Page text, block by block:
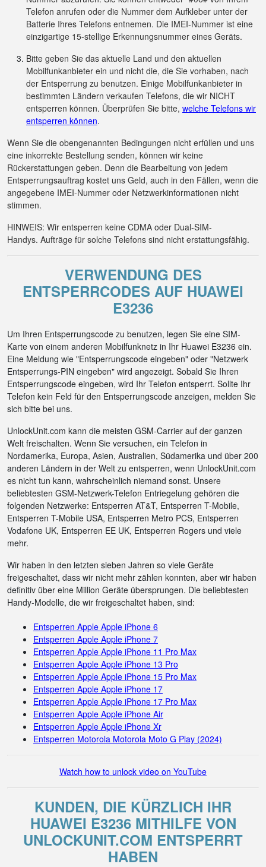
Telefon anrufen oder die Nummer dem Aufkleber unter der
Batterie Ihres Telefons entnemen. Die IMEI-Nummer ist eine
einzigartige 15-stellige Erkennungsnummer eines Geräts.
Bitte geben Sie das aktuelle Land und den aktuellen
Mobilfunkanbieter ein und nicht die, die Sie vorhaben, nach
der Entsperrung zu benutzen. Einige Mobilfunkanbieter in
bestimmten Ländern verkaufen Telefons, die wir NICHT
entsperren können. Überprüfen Sie bitte, welche Telefons wir
entsperren können.
Wenn Sie die obengenannten Bedingungen nicht erfüllen und uns
eine inkorrekte Bestellung senden, können wir keine
Rückerstattungen geben. Denn die Bearbeitung von jedem
Entsperrungsauftrag kostet uns Geld, auch in den Fällen, wenn die
angegebene IMEI-Nummer oder Netzwerkinformationen nicht
stimmen.
HINWEIS: Wir entsperren keine CDMA oder Dual-SIM-
Handys. Aufträge für solche Telefons sind nicht erstattungsfähig.
VERWENDUNG DES
ENTSPERRCODES AUF HUAWEI
E3236
Um Ihren Entsperrungscode zu benutzen, legen Sie eine SIM-
Karte von einem anderen Mobilfunknetz in Ihr Huawei E3236 ein.
Eine Meldung wie "Entsperrungscode eingeben" oder "Netzwerk
Entsperrungs-PIN eingeben" wird angezeigt. Sobald Sie Ihren
Entsperrungscode eingeben, wird Ihr Telefon entsperrt. Sollte Ihr
Telefon kein Feld für den Entsperrungscode anzeigen, melden Sie
sich bitte bei uns.
UnlockUnit.com kann die meisten GSM-Carrier auf der ganzen
Welt freischalten. Wenn Sie versuchen, ein Telefon in
Nordamerika, Europa, Asien, Australien, Südamerika und über 200
anderen Ländern in der Welt zu entsperren, wenn UnlockUnit.com
es nicht tun kann, wahrscheinlich niemand sonst. Unsere
beliebtesten GSM-Netzwerk-Telefon Entriegelung gehören die
folgenden Netzwerke: Entsperren AT&T, Entsperren T-Mobile,
Entsperren T-Mobile USA, Entsperren Metro PCS, Entsperren
Vodafone UK, Entsperren EE UK, Entsperren Rogers und viele
mehr.
Wir haben in den letzten sieben Jahren so viele Geräte
freigeschaltet, dass wir nicht mehr zählen konnten, aber wir haben
definitiv über eine Million Geräte übersprungen. Die beliebtesten
Handy-Modelle, die wir freigeschaltet haben, sind:
Entsperren Apple Apple iPhone 6
Entsperren Apple Apple iPhone 7
Entsperren Apple Apple iPhone 11 Pro Max
Entsperren Apple Apple iPhone 13 Pro
Entsperren Apple Apple iPhone 15 Pro Max
Entsperren Apple Apple iPhone 17
Entsperren Apple Apple iPhone 17 Pro Max
Entsperren Apple Apple iPhone Air
Entsperren Apple Apple iPhone Xr
Entsperren Motorola Motorola Moto G Play (2024)
Watch how to unlock video on YouTube
KUNDEN, DIE KÜRZLICH IHR
HUAWEI E3236 MITHILFE VON
UNLOCKUNIT.COM ENTSPERRT
HABEN